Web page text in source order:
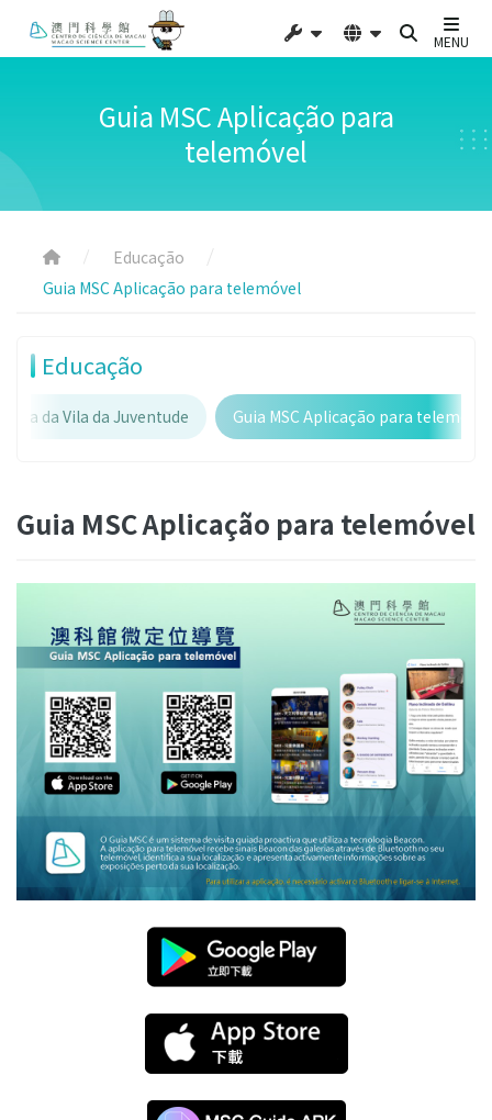
MENU
Guia MSC Aplicação para
telemóvel
Educação
Guia MSC Aplicação para telemóvel
Educação
da Vila da Juventude Guia MSC Aplicação para telemóvel
Guia MSC Aplicação para telemóvel